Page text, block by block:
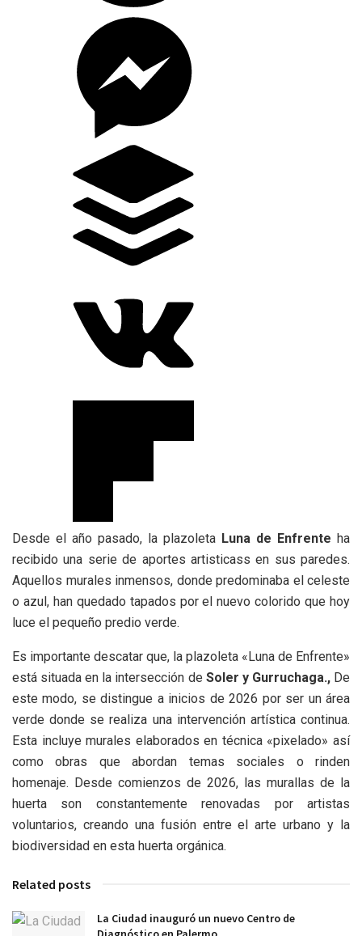
Desde el año pasado, la plazoleta Luna de Enfrente ha
recibido una serie de aportes artisticass en sus paredes.
Aquellos murales inmensos, donde predominaba el celeste
o azul, han quedado tapados por el nuevo colorido que hoy
luce el pequeño predio verde.
Es importante descatar que, la plazoleta «Luna de Enfrente»
está situada en la intersección de Soler y Gurruchaga.,De
este modo, se distingue a inicios de 2026 por ser un área
verde donde se realiza una intervención artística continua.
Esta incluye murales elaborados en técnica «pixelado» así
como obras que abordan temas sociales o rinden
homenaje. Desde comienzos de 2026, las murallas de la
huerta son constantemente renovadas por artistas
voluntarios, creando una fusión entre el arte urbano y la
biodiversidad en esta huerta orgánica.
Related posts
La Ciudad inauguró un nuevo Centro de